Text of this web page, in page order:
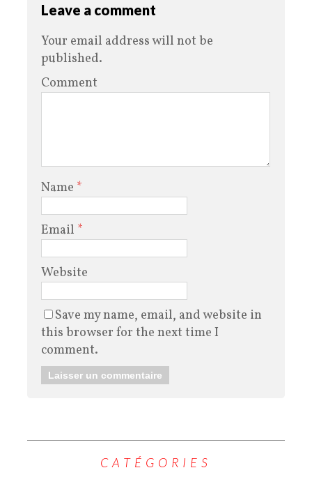
Leave a comment
Your email address will not be
published.
Comment
Name *
Email *
Website
Save my name, email, and website in
this browser for the next time I
comment.
CATÉGORIES